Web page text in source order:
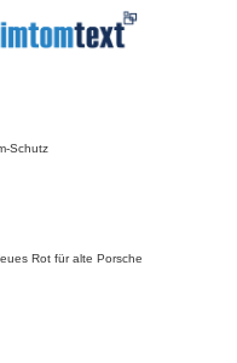
Schutz
Rot für alte Porsche